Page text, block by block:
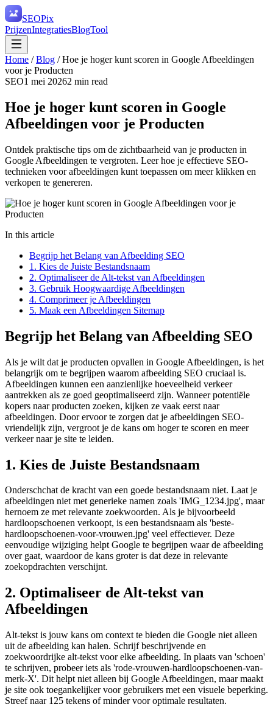
SEOPix
PrijzenIntegratiesBlogTool
Home /Blog /Hoe je hoger kunt scoren in Google Afbeeldingen
voor je Producten
SEO1 mei 20262 min read
Hoe je hoger kunt scoren in Google
Afbeeldingen voor je Producten
Ontdek praktische tips om de zichtbaarheid van je producten in
Google Afbeeldingen te vergroten. Leer hoe je effectieve SEO-
technieken voor afbeeldingen kunt toepassen om meer klikken en
verkopen te genereren.
In this article
Begrijp het Belang van Afbeelding SEO
1. Kies de Juiste Bestandsnaam
2. Optimaliseer de Alt-tekst van Afbeeldingen
3. Gebruik Hoogwaardige Afbeeldingen
4. Comprimeer je Afbeeldingen
5. Maak een Afbeeldingen Sitemap
Begrijp het Belang van Afbeelding SEO
Als je wilt dat je producten opvallen in Google Afbeeldingen, is het
belangrijk om te begrijpen waarom afbeelding SEO cruciaal is.
Afbeeldingen kunnen een aanzienlijke hoeveelheid verkeer
aantrekken als ze goed geoptimaliseerd zijn. Wanneer potentiële
kopers naar producten zoeken, kijken ze vaak eerst naar
afbeeldingen. Door ervoor te zorgen dat je afbeeldingen SEO-
vriendelijk zijn, vergroot je de kans om hoger te scoren en meer
verkeer naar je site te leiden.
1. Kies de Juiste Bestandsnaam
Onderschchat de kracht van een goede bestandsnaam niet. Laat je
afbeeldingen niet met generieke namen zoals 'IMG_1234.jpg', maar
hernoem ze met relevante zoekwoorden. Als je bijvoorbeeld
hardloopschoenen verkoopt, is een bestandsnaam als 'beste-
hardloopschoenen-voor-vrouwen.jpg' veel effectiever. Deze
eenvoudige wijziging helpt Google te begrijpen waar de afbeelding
over gaat, waardoor de kans groter is dat deze in relevante
zoekopdrachten verschijnt.
2. Optimaliseer de Alt-tekst van
Afbeeldingen
Alt-tekst is jouw kans om context te bieden die Google niet alleen
uit de afbeelding kan halen. Schrijf beschrijvende en
zoekwoordrijke alt-tekst voor elke afbeelding. In plaats van 'schoen'
te schrijven, probeer iets als 'rode-vrouwen-hardloopschoenen-van-
merk-X'. Dit helpt niet alleen bij Google Afbeeldingen, maar maakt
je site ook toegankelijker voor gebruikers met een visuele beperking.
Streef naar 125 tekens of minder voor optimale resultaten.